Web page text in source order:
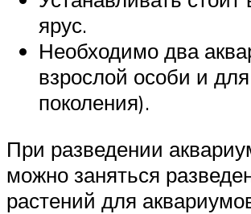
ярус.
Необходимо два
взрослой особи и
поколения).
При разведении
можно заняться
растений для